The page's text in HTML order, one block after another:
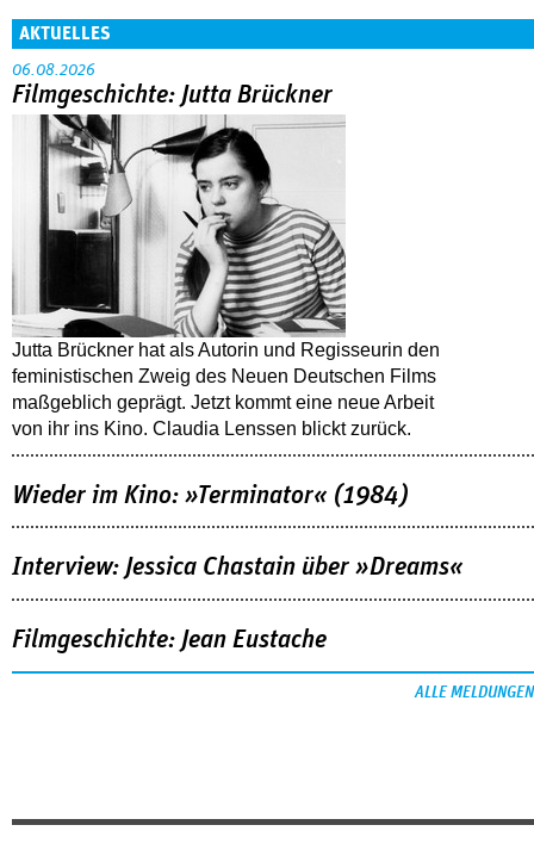
AKTUELLES
06.08.2026
Filmgeschichte: Jutta Brückner
Jutta Brückner hat als Autorin und Regisseurin den
feministischen Zweig des Neuen Deutschen Films
maßgeblich geprägt. Jetzt kommt eine neue Arbeit
von ihr ins Kino. Claudia Lenssen blickt zurück.
Wieder im Kino: »Terminator« (1984)
Interview: Jessica Chastain über »Dreams«
Filmgeschichte: Jean Eustache
ALLE MELDUNGEN